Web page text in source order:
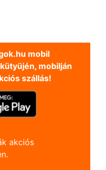
mobil
mobilján
szállás!
akciós